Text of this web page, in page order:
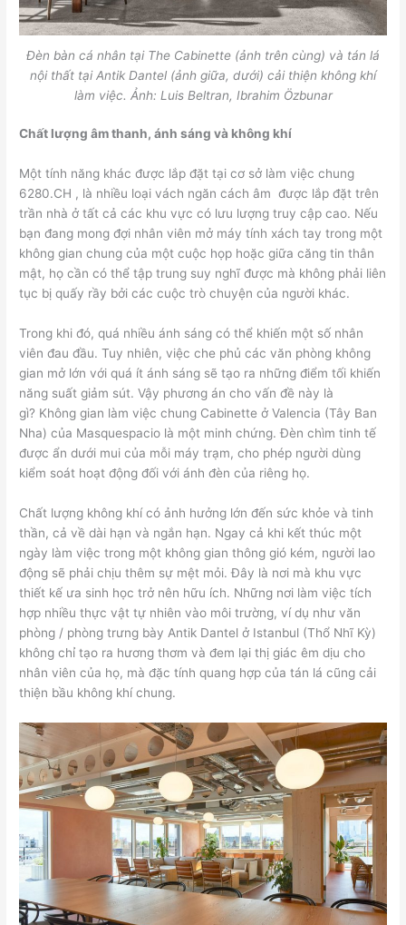
Đèn bàn cá nhân tại The Cabinette (ảnh trên cùng) và tán lá
nội thất tại Antik Dantel (ảnh giữa, dưới) cải thiện không khí
làm việc. Ảnh: Luis Beltran, Ibrahim Özbunar
Chất lượng âm thanh, ánh sáng và không khí
Một tính năng khác được lắp đặt tại cơ sở làm việc chung
6280.CH , là nhiều loại vách ngăn cách âm được lắp đặt trên
trần nhà ở tất cả các khu vực có lưu lượng truy cập cao. Nếu
bạn đang mong đợi nhân viên mở máy tính xách tay trong một
không gian chung của một cuộc họp hoặc giữa căng tin thân
mật, họ cần có thể tập trung suy nghĩ được mà không phải liên
tục bị quấy rầy bởi các cuộc trò chuyện của người khác.
Trong khi đó, quá nhiều ánh sáng có thể khiến một số nhân
viên đau đầu. Tuy nhiên, việc che phủ các văn phòng không
gian mở lớn với quá ít ánh sáng sẽ tạo ra những điểm tối khiến
năng suất giảm sút. Vậy phương án cho vấn đề này là
gì? Không gian làm việc chung Cabinette ở Valencia (Tây Ban
Nha) của Masquespacio là một minh chứng. Đèn chìm tinh tế
được ẩn dưới mui của mỗi máy trạm, cho phép người dùng
kiểm soát hoạt động đối với ánh đèn của riêng họ.
Chất lượng không khí có ảnh hưởng lớn đến sức khỏe và tinh
thần, cả về dài hạn và ngắn hạn. Ngay cả khi kết thúc một
ngày làm việc trong một không gian thông gió kém, người lao
động sẽ phải chịu thêm sự mệt mỏi. Đây là nơi mà khu vực
thiết kế ưa sinh học trở nên hữu ích. Những nơi làm việc tích
hợp nhiều thực vật tự nhiên vào môi trường, ví dụ như văn
phòng / phòng trưng bày Antik Dantel ở Istanbul (Thổ Nhĩ Kỳ)
không chỉ tạo ra hương thơm và đem lại thị giác êm dịu cho
nhân viên của họ, mà đặc tính quang hợp của tán lá cũng cải
thiện bầu không khí chung.